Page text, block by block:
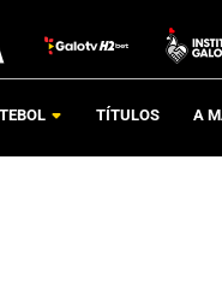
TÍTULOS A